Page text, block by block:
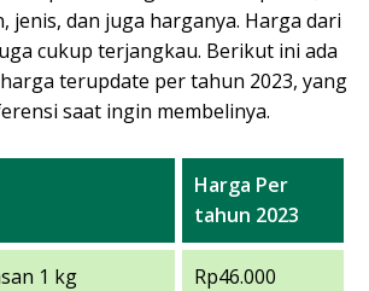
jenis, dan juga harganya. Harga dari
cukup terjangkau. Berikut ini ada
terupdate per tahun 2023, yang
saat ingin membelinya.
Harga Per
tahun 2023
1 kg Rp46.000